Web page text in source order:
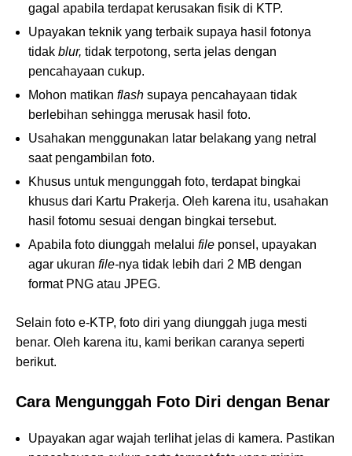
gagal apabila terdapat kerusakan fisik di KTP.
Upayakan teknik yang terbaik supaya hasil fotonya
tidak blur, tidak terpotong, serta jelas dengan
pencahayaan cukup.
Mohon matikan flash supaya pencahayaan tidak
berlebihan sehingga merusak hasil foto.
Usahakan menggunakan latar belakang yang netral
saat pengambilan foto.
Khusus untuk mengunggah foto, terdapat bingkai
khusus dari Kartu Prakerja. Oleh karena itu, usahakan
hasil fotomu sesuai dengan bingkai tersebut.
Apabila foto diunggah melalui file ponsel, upayakan
agar ukuran file-nya tidak lebih dari 2 MB dengan
format PNG atau JPEG.
Selain foto e-KTP, foto diri yang diunggah juga mesti
benar. Oleh karena itu, kami berikan caranya seperti
berikut.
Cara Mengunggah Foto Diri dengan Benar
Upayakan agar wajah terlihat jelas di kamera. Pastikan